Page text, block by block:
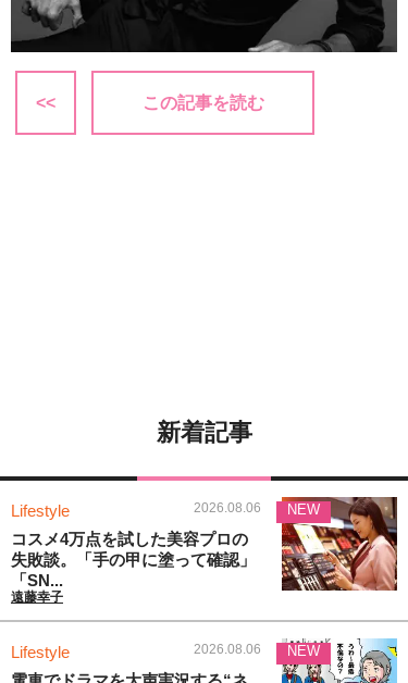
<< この記事を読む
新着記事
Lifestyle 2026.08.06
コスメ4万点を試した美容プロの
失敗談。「手の甲に塗って確認」
「SN...
遠藤幸子
NEW
Lifestyle 2026.08.06 NEW